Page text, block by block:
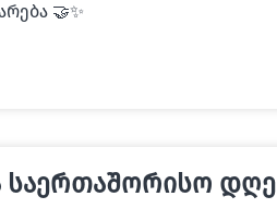
🤝✨
საერთაშორისო დღე